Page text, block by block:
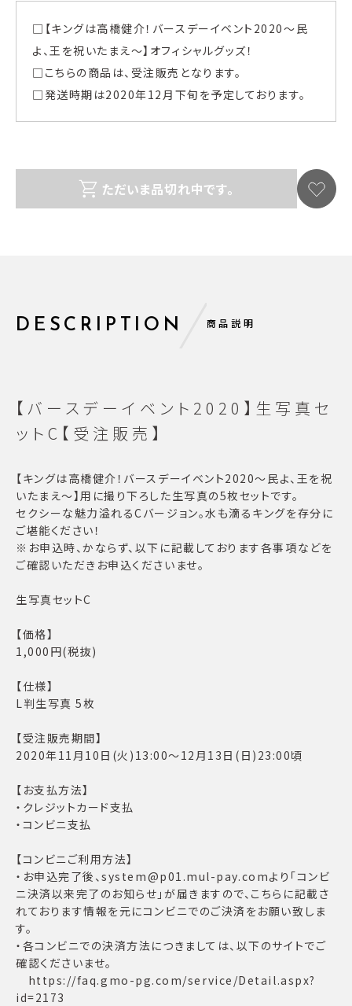
□【キングは高橋健介！バースデーイベント2020〜民
よ、王を祝いたまえ〜】オフィシャルグッズ！
□こちらの商品は、受注販売となります。
□発送時期は2020年12月下旬を予定しております。
ただいま品切れ中です。
DESCRIPTION 商品説明
【バースデーイベント2020】生写真セ
ットC【受注販売】
【キングは高橋健介！バースデーイベント2020〜民よ、王を祝
いたまえ〜】用に撮り下ろした生写真の5枚セットです。
セクシーな魅力溢れるCバージョン。水も滴るキングを存分に
ご堪能ください！
※お申込時、かならず、以下に記載しております各事項などを
ご確認いただきお申込くださいませ。
生写真セットC
【価格】
1,000円(税抜)
【仕様】
L判生写真 5枚
【受注販売期間】
2020年11月10日(火)13:00～12月13日(日)23:00頃
【お支払方法】
・クレジットカード支払
・コンビニ支払
【コンビニご利用方法】
・お申込完了後、system@p01.mul-pay.comより「コンビ
ニ決済以来完了のお知らせ」が届きますので、こちらに記載さ
れております情報を元にコンビニでのご決済をお願い致しま
す。
・各コンビニでの決済方法につきましては、以下のサイトでご
確認くださいませ。
https://faq.gmo-pg.com/service/Detail.aspx?
id=2173